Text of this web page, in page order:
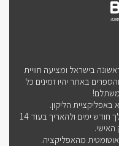
בישראל ומציעה חוויית
באתר יהיו זמינים כל
באפליקציית הליקון.
מרגע שכירת הספר, ניתן לקרוא אותו במהלך חודש ימים ולהאריך בעוד 14
האישי.
מהאפליקציה.